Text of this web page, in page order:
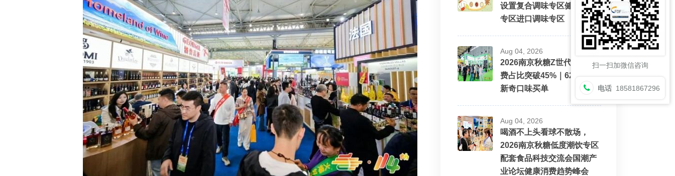
设置复合调味专区健康配料
专区进口调味专区
Aug 04, 2026
2026南京秋糖Z世代酒水消
费占比突破45%｜62%愿为
新奇口味买单
Aug 04, 2026
喝酒不上头看球不散场，
2026南京秋糖低度潮饮专区
配套食品科技交流会国潮产
业论坛健康消费趋势峰会
扫一扫加微信咨询
电话 18581867296